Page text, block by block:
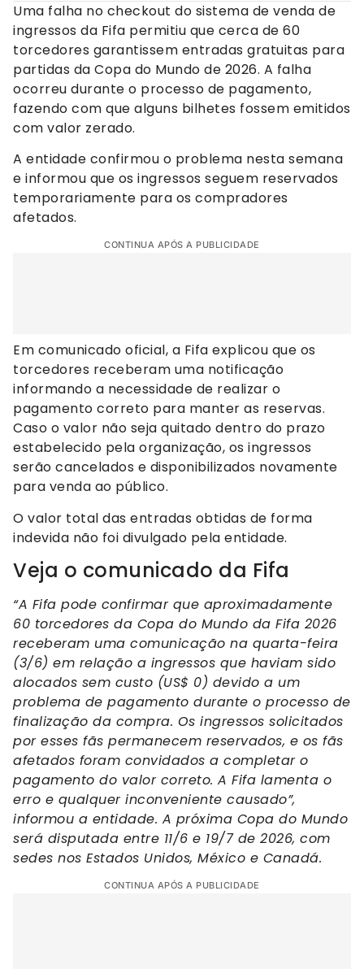
Uma falha no checkout do sistema de venda de
ingressos da Fifa permitiu que cerca de 60
torcedores garantissem entradas gratuitas para
partidas da Copa do Mundo de 2026. A falha
ocorreu durante o processo de pagamento,
fazendo com que alguns bilhetes fossem emitidos
com valor zerado.
A entidade confirmou o problema nesta semana
e informou que os ingressos seguem reservados
temporariamente para os compradores
afetados.
CONTINUA APÓS A PUBLICIDADE
Em comunicado oficial, a Fifa explicou que os
torcedores receberam uma notificação
informando a necessidade de realizar o
pagamento correto para manter as reservas.
Caso o valor não seja quitado dentro do prazo
estabelecido pela organização, os ingressos
serão cancelados e disponibilizados novamente
para venda ao público.
O valor total das entradas obtidas de forma
indevida não foi divulgado pela entidade.
Veja o comunicado da Fifa
“A Fifa pode confirmar que aproximadamente
60 torcedores da Copa do Mundo da Fifa 2026
receberam uma comunicação na quarta-feira
(3/6) em relação a ingressos que haviam sido
alocados sem custo (US$ 0) devido a um
problema de pagamento durante o processo de
finalização da compra. Os ingressos solicitados
por esses fãs permanecem reservados, e os fãs
afetados foram convidados a completar o
pagamento do valor correto. A Fifa lamenta o
erro e qualquer inconveniente causado”,
informou a entidade. A próxima Copa do Mundo
será disputada entre 11/6 e 19/7 de 2026, com
sedes nos Estados Unidos, México e Canadá.
CONTINUA APÓS A PUBLICIDADE